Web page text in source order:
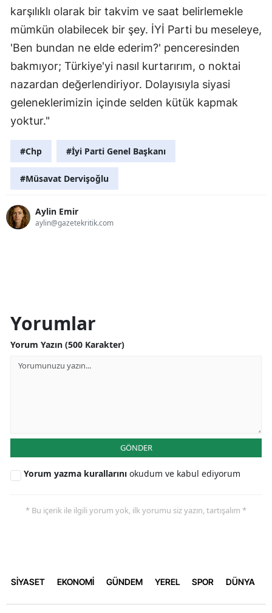
karşılıklı olarak bir takvim ve saat belirlemekle
mümkün olabilecek bir şey. İYİ Parti bu meseleye,
'Ben bundan ne elde ederim?' penceresinden
bakmıyor; Türkiye'yi nasıl kurtarırım, o noktai
nazardan değerlendiriyor. Dolayısıyla siyasi
geleneklerimizin içinde selden kütük kapmak
yoktur."
#Chp #İyi Parti Genel Başkanı
#Müsavat Dervişoğlu
Aylin Emir
aylin@gazetekritik.com
Yorumlar
Yorum Yazın (500 Karakter)
GÖNDER
Yorum yazma kurallarını okudum ve kabul ediyorum
* Bu içerik ile ilgili yorum yok, ilk yorumu siz yazın, tartışalım *
SİYASET EKONOMİ GÜNDEM YEREL SPOR DÜNYA